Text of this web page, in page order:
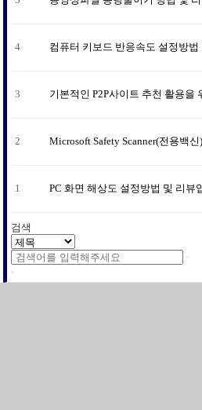
4 컴퓨터 키보드 반응속도 설정방법
3 기본적인 P2P사이트 추천 활용을
2 Microsoft Safety Scanner(전용백
1 PC 화면 해상도 설정방법 및 리뷰
검색